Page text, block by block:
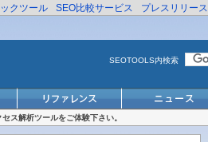
クツール SEO比較サービス プレスリリース
SEOTOOLS内検索
ス解析ツールをご体験下さい。